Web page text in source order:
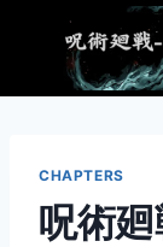
content
CHAPTERS
呪術